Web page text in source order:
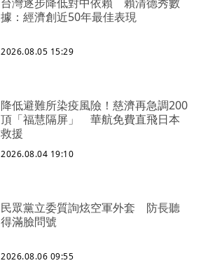
據：經濟創近50年最佳表現
2026.08.05 15:29
降低避難所染疫風險！慈濟再急調200
頂「福慧隔屏」 華航免費直飛日本
救援
2026.08.04 19:10
民眾黨立委質詢炫空軍外套 防長聽
得滿臉問號
2026.08.06 09:55